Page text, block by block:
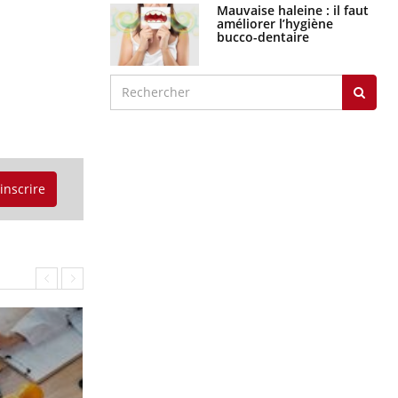
Mauvaise haleine : il faut
améliorer l’hygiène
bucco-dentaire